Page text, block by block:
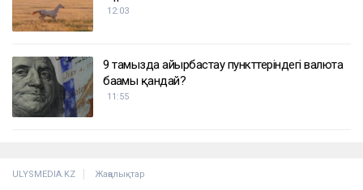
12:03
9 тамызда айырбастау пункттеріндегі валюта
бағамы қандай?
11:55
ULYSMEDIA.KZ Жаңалықтар